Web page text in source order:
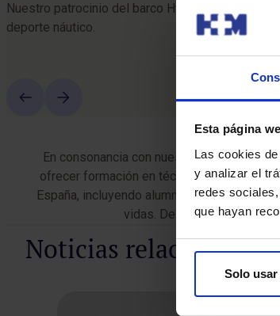
Esta página
Las cookies
y analizar el
redes
que hayan
Solo
Nuestro patrocinio del barco Hydra,
deporte náutico.
En consonancia con nuestra misión de
ofrecer formación en técnicas de
España, incluyendo alumnos y profesores
vidas. De esta manera, en
Noticias relacionadas